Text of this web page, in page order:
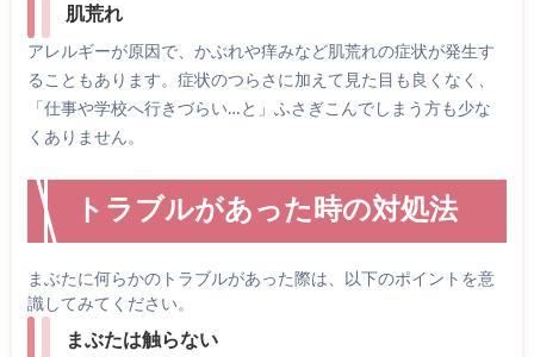
肌荒れ
アレルギーが原因で、かぶれや痒みなど肌荒れの症状が発生す
ることもあります。症状のつらさに加えて見た目も良くなく、
「仕事や学校へ行きづらい…と」ふさぎこんでしまう方も少な
くありません。
トラブルがあった時の対処法
まぶたに何らかのトラブルがあった際は、以下のポイントを意
識してみてください。
まぶたは触らない